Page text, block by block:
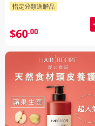
指定分類送贈品
$60.00